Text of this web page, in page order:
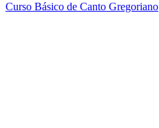
Curso Básico de Canto Gregoriano